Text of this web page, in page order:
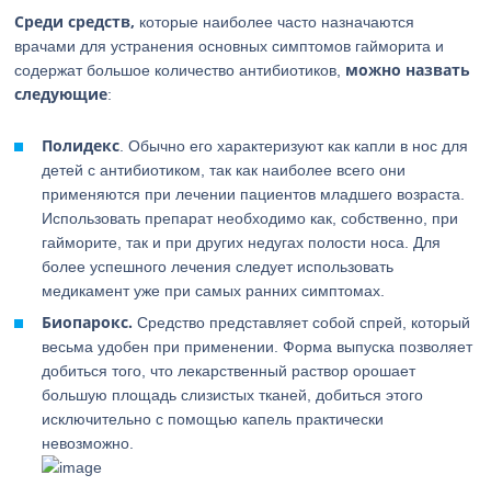
Среди средств, которые наиболее часто назначаются
врачами для устранения основных симптомов гайморита и
содержат большое количество антибиотиков, можно назвать
следующие:
Полидекс . Обычно его характеризуют как капли в нос для
детей с антибиотиком, так как наиболее всего они
применяются при лечении пациентов младшего возраста.
Использовать препарат необходимо как, собственно, при
гайморите, так и при других недугах полости носа. Для
более успешного лечения следует использовать
медикамент уже при самых ранних симптомах.
Биопарокс. Средство представляет собой спрей, который
весьма удобен при применении. Форма выпуска позволяет
добиться того, что лекарственный раствор орошает
большую площадь слизистых тканей, добиться этого
исключительно с помощью капель практически
невозможно.